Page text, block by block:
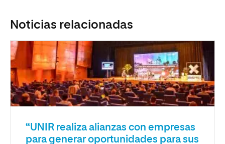
Noticias relacionadas
“UNIR realiza alianzas con empresas
para generar oportunidades para sus